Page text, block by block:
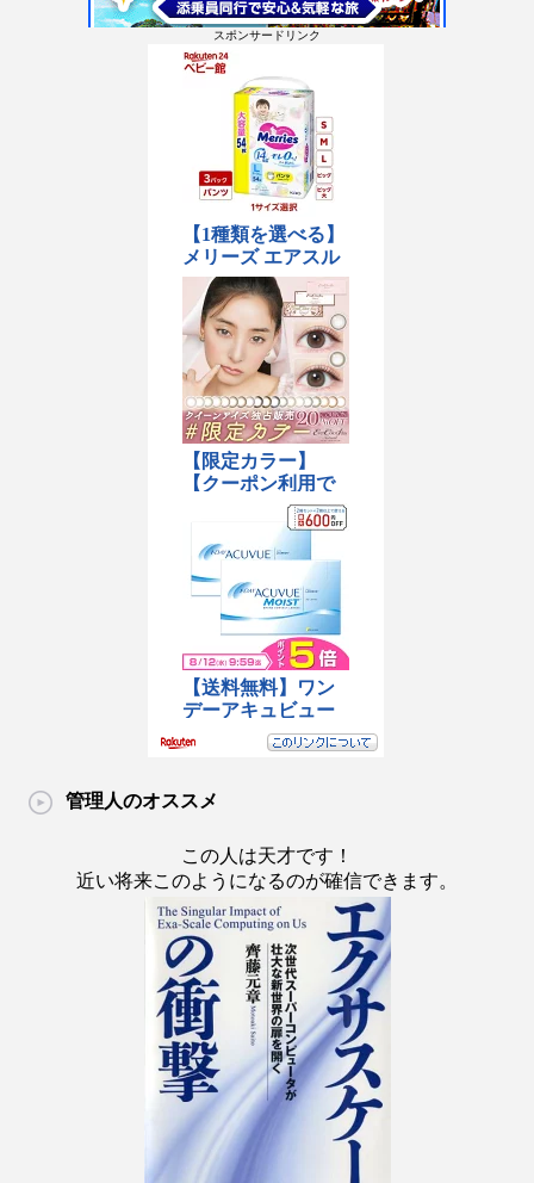
スポンサードリンク
管理人のオススメ
この人は天才です！
近い将来このようになるのが確信できます。